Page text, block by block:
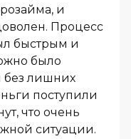
и
Процесс
быстрым и
было
без лишних
поступили
что очень
ситуации.